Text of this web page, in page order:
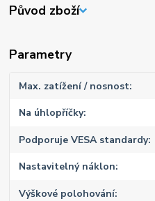
Původ zboží
Parametry
Max. zatížení / nosnost
Na úhlopříčky
Podporuje VESA standardy
Nastavitelný náklon
Výškové polohování